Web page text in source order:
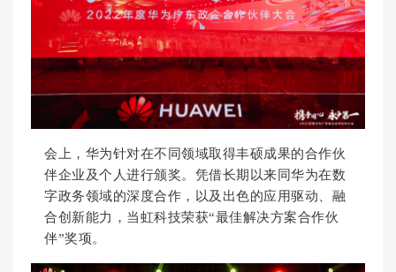
会上，华为针对在不同领域取得丰硕成果的合作伙
伴企业及个人进行颁奖。凭借长期以来同华为在数
字政务领域的深度合作，以及出色的应用驱动、融
合创新能力，当虹科技荣获“最佳解决方案合作伙
伴”奖项。